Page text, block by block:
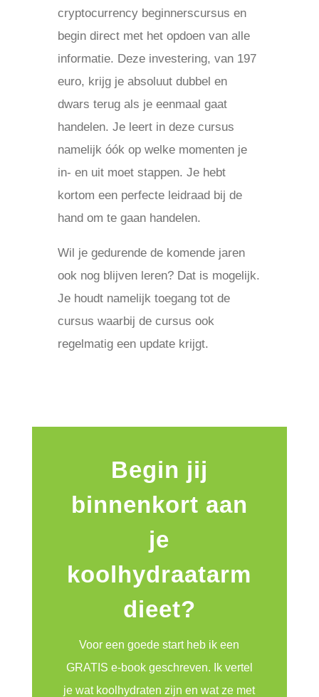
cryptocurrency beginnerscursus en
begin direct met het opdoen van alle
informatie. Deze investering, van 197
euro, krijg je absoluut dubbel en
dwars terug als je eenmaal gaat
handelen. Je leert in deze cursus
namelijk óók op welke momenten je
in- en uit moet stappen. Je hebt
kortom een perfecte leidraad bij de
hand om te gaan handelen.
Wil je gedurende de komende jaren
ook nog blijven leren? Dat is mogelijk.
Je houdt namelijk toegang tot de
cursus waarbij de cursus ook
regelmatig een update krijgt.
Begin jij
binnenkort aan
je
koolhydraatarm
dieet?
Voor een goede start heb ik een
GRATIS e-book geschreven. Ik vertel
je wat koolhydraten zijn en wat ze met